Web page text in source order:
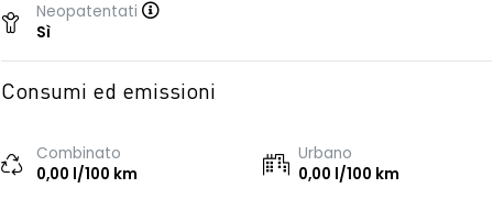
Neopatentati
Sì
Consumi ed emissioni
Combinato
0,00 l/100 km
Urbano
0,00 l/100 km